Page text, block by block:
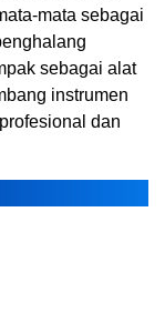
mata sebagai
sebagai alat
instrumen
dan